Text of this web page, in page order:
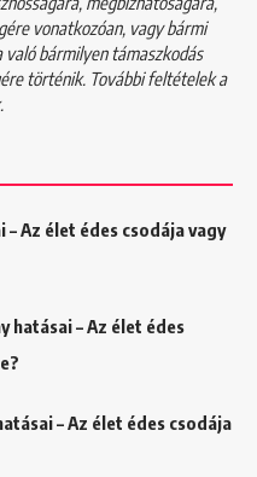
vonatkozóan, vagy bármi
bármilyen támaszkodás
történik. További feltételek a
Az élet édes csodája vagy
hatásai – Az élet édes
– Az élet édes csodája